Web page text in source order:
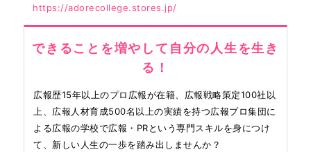
https://adorecollege.stores.jp/
できることを増やして自分の人生を生き
る！
広報歴15年以上のプロ広報が在籍、広報戦略策定100社以
上、広報⼈材育成500名以上の実績を持つ広報プロ集団に
よる広報の学校で広報・PRという専門スキルを身につけ
て、新しい人生の一歩を踏み出しませんか？